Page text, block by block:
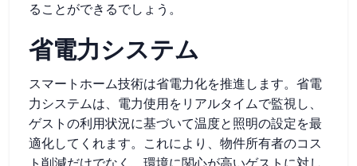
ることができるでしょう。
省電力システム
スマートホーム技術は省電力化を推進します。省電
力システムは、電力使用をリアルタイムで監視し、
ゲストの利用状況に基づいて温度と照明の設定を最
適化してくれます。これにより、物件所有者のコス